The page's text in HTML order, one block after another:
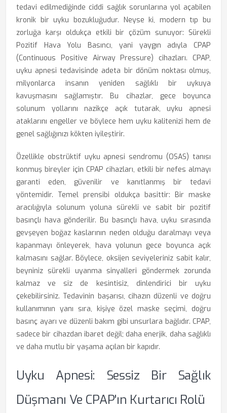
tedavi edilmediğinde ciddi sağlık sorunlarına yol açabilen
kronik bir uyku bozukluğudur. Neyse ki, modern tıp bu
zorluğa karşı oldukça etkili bir çözüm sunuyor: Sürekli
Pozitif Hava Yolu Basıncı, yani yaygın adıyla CPAP
(Continuous Positive Airway Pressure) cihazları. CPAP,
uyku apnesi tedavisinde adeta bir dönüm noktası olmuş,
milyonlarca insanın yeniden sağlıklı bir uykuya
kavuşmasını sağlamıştır. Bu cihazlar, gece boyunca
solunum yollarını nazikçe açık tutarak, uyku apnesi
ataklarını engeller ve böylece hem uyku kalitenizi hem de
genel sağlığınızı kökten iyileştirir.
Özellikle obstrüktif uyku apnesi sendromu (OSAS) tanısı
konmuş bireyler için CPAP cihazları, etkili bir nefes almayı
garanti eden, güvenilir ve kanıtlanmış bir tedavi
yöntemidir. Temel prensibi oldukça basittir: Bir maske
aracılığıyla solunum yoluna sürekli ve sabit bir pozitif
basınçlı hava gönderilir. Bu basınçlı hava, uyku sırasında
gevşeyen boğaz kaslarının neden olduğu daralmayı veya
kapanmayı önleyerek, hava yolunun gece boyunca açık
kalmasını sağlar. Böylece, oksijen seviyeleriniz sabit kalır,
beyniniz sürekli uyanma sinyalleri göndermek zorunda
kalmaz ve siz de kesintisiz, dinlendirici bir uyku
çekebilirsiniz. Tedavinin başarısı, cihazın düzenli ve doğru
kullanımının yanı sıra, kişiye özel maske seçimi, doğru
basınç ayarı ve düzenli bakım gibi unsurlara bağlıdır. CPAP,
sadece bir cihazdan ibaret değil; daha enerjik, daha sağlıklı
ve daha mutlu bir yaşama açılan bir kapıdır.
Uyku Apnesi: Sessiz Bir Sağlık
Düşmanı Ve CPAP'ın Kurtarıcı Rolü